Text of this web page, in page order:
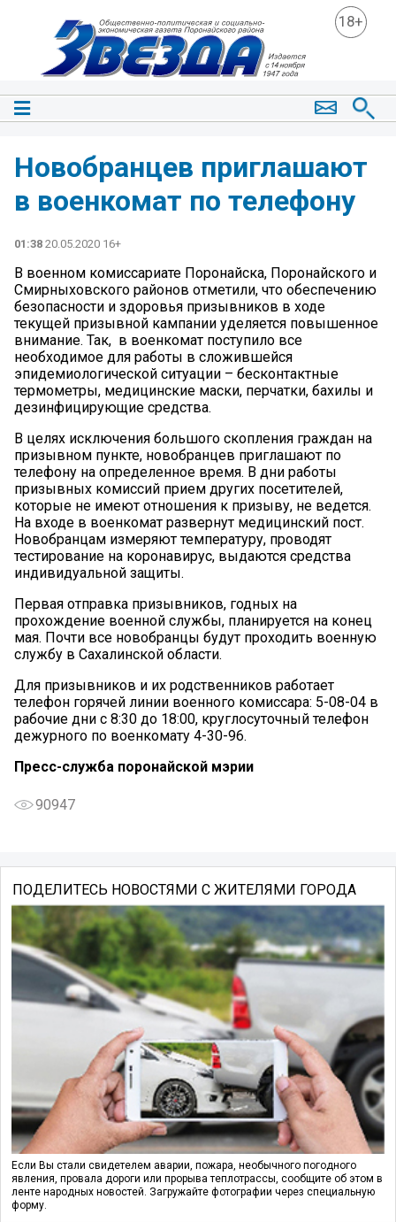
18+
Новобранцев приглашают
в военкомат по телефону
01:38 20.05.2020 16+
В военном комиссариате Поронайска, Поронайского и
Смирныховского районов отметили, что обеспечению
безопасности и здоровья призывников в ходе
текущей призывной кампании уделяется повышенное
внимание. Так, в военкомат поступило все
необходимое для работы в сложившейся
эпидемиологической ситуации – бесконтактные
термометры, медицинские маски, перчатки, бахилы и
дезинфицирующие средства.
В целях исключения большого скопления граждан на
призывном пункте, новобранцев приглашают по
телефону на определенное время. В дни работы
призывных комиссий прием других посетителей,
которые не имеют отношения к призыву, не ведется.
На входе в военкомат развернут медицинский пост.
Новобранцам измеряют температуру, проводят
тестирование на коронавирус, выдаются средства
индивидуальной защиты.
Первая отправка призывников, годных на
прохождение военной службы, планируется на конец
мая. Почти все новобранцы будут проходить военную
службу в Сахалинской области.
Для призывников и их родственников работает
телефон горячей линии военного комиссара: 5-08-04 в
рабочие дни с 8:30 до 18:00, круглосуточный телефон
дежурного по военкомату 4-30-96.
Пресс-служба поронайской мэрии
90947
ПОДЕЛИТЕСЬ НОВОСТЯМИ С ЖИТЕЛЯМИ ГОРОДА
Если Вы стали свидетелем аварии, пожара, необычного погодного
явления, провала дороги или прорыва теплотрассы, сообщите об этом в
ленте народных новостей. Загружайте фотографии через специальную
форму.